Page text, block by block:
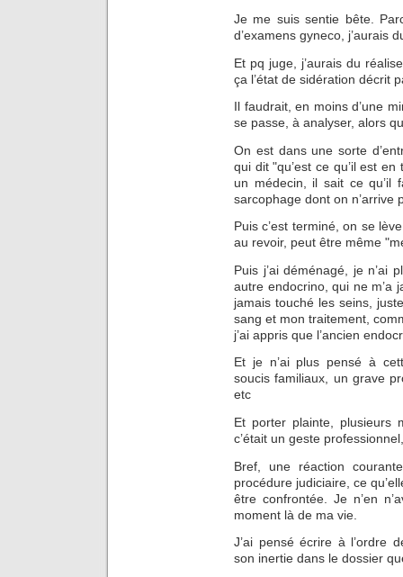
Je me suis sentie bête.
d’examens gyneco, j’aurais
Et pq juge, j’aurais du
ça l’état de sidération décrit
Il faudrait, en moins d’une
se passe, à analyser, alors
On est dans une sorte
qui dit "qu’est ce qu’il est
un médecin, il sait ce qu’il
sarcophage dont on n’arrive
Puis c’est terminé, on se
au revoir, peut être même
Puis j’ai déménagé, je n’ai
autre endocrino, qui ne m’a
jamais touché les seins,
sang et mon traitement,
j’ai appris que l’ancien
Et je n’ai plus pensé à
soucis familiaux, un grave
etc
Et porter plainte, plusieurs
c’était un geste
Bref, une réaction
procédure judiciaire, ce
être confrontée. Je n’en
moment là de ma vie.
J’ai pensé écrire à l’ordre
son inertie dans le dossier